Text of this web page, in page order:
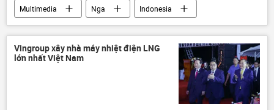
Multimedia Nga
Indonesia
Video
Thế giới
Liên Xô
lĩnh vực hạt nhân
năng lượng hạt nhân
quan hệ
nhà máy điện hạt nhân
Vingroup xây nhà máy nhiệt điện LNG
lớn nhất Việt Nam